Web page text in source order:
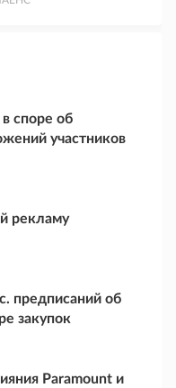
споре об
участников
рекламу
предписаний об
закупок
Paramount и